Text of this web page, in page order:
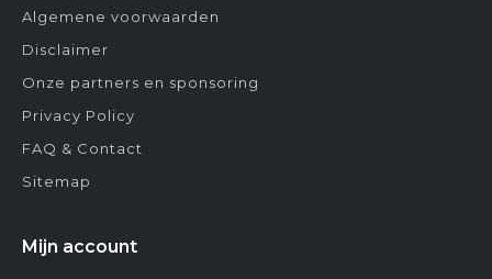
Algemene voorwaarden
Disclaimer
Onze partners en sponsoring
Privacy Policy
FAQ & Contact
Sitemap
Mijn account